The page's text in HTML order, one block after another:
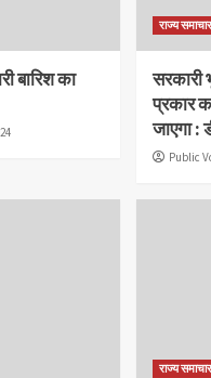
बारिश का
राज्य
सरकारी
प्रकार
जाएगा :
Public
राज्य